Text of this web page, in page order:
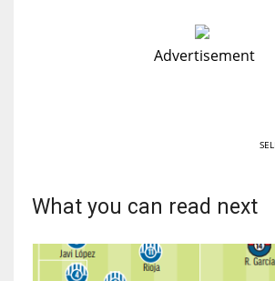
Advertisement
What you can read next